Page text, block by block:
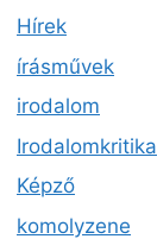
Hírek
írásművek
irodalom
Irodalomkritika
Képző
komolyzene